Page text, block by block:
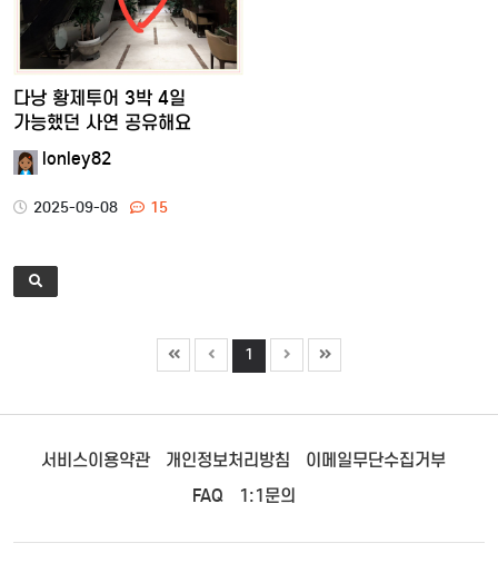
다낭 황제투어 3박 4일
가능했던 사연 공유해요
lonley82
2025-09-08 15
1
서비스이용약관 개인정보처리방침
이메일무단수집거부
FAQ
1:1문의